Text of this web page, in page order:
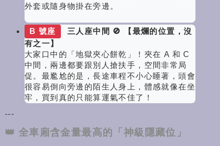
外套或隨身物掛在旁邊。
B 號座
三人座中間 🚫 【最爛的位置，沒
有之一】
大家口中的「地獄夾心餅乾」！夾在 A 和 C
中間，兩邊都要跟別人搶扶手，空間非常局
促。最尷尬的是，長途車程不小心睡著，頭會
很容易倒向旁邊的陌生人身上，體感就像在坐
牢，買到真的只能算運氣不佳了！
---
👑 全車廂含金量最高的「神級隱藏位」